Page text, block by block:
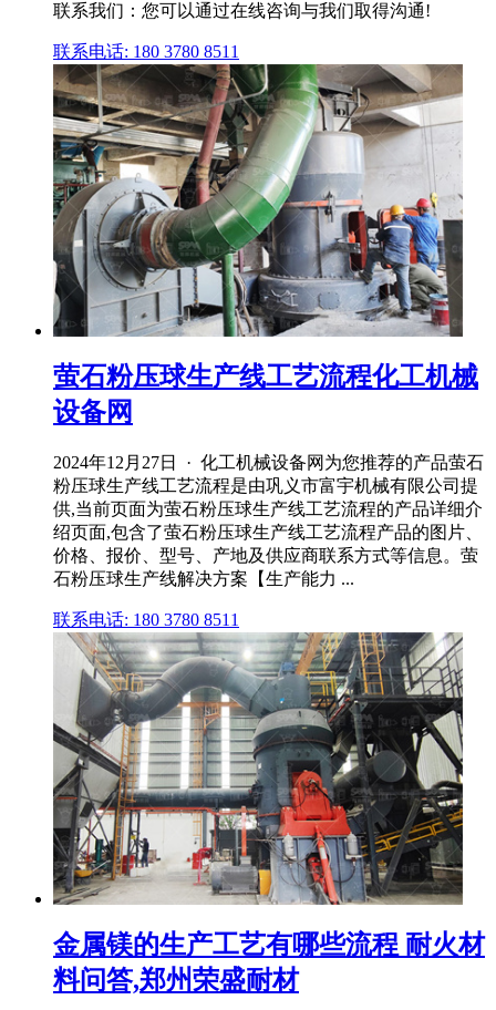
联系我们：您可以通过在线咨询与我们取得沟通!
联系电话: 180 3780 8511
萤石粉压球生产线工艺流程化工机械
设备网
2024年12月27日 · 化工机械设备网为您推荐的产品萤石
粉压球生产线工艺流程是由巩义市富宇机械有限公司提
供,当前页面为萤石粉压球生产线工艺流程的产品详细介
绍页面,包含了萤石粉压球生产线工艺流程产品的图片、
价格、报价、型号、产地及供应商联系方式等信息。萤
石粉压球生产线解决方案【生产能力 ...
联系电话: 180 3780 8511
金属镁的生产工艺有哪些流程 耐火材
料问答,郑州荣盛耐材